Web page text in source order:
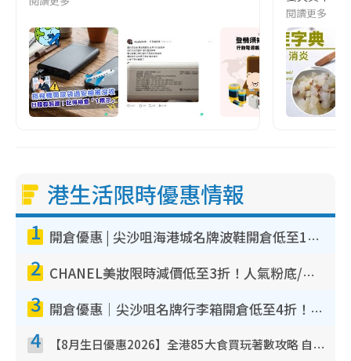
閱讀更多
港生活限時優惠情報
1 開倉優惠 | 尖沙咀海港城名牌波鞋開倉低至1折！On鞋$899起／Joy&Peace鞋履$98起
2 CHANEL美妝限時減價低至3折！人氣粉底/唇膏/精華液低至$275！COCO香水都有平
3 開倉優惠｜尖沙咀名牌行李箱開倉低至4折！一連5日 American Tourister/ace./Hallmark $200起！
4 【8月生日優惠2026】全港85大食買玩著數攻略 自助餐/火鍋放題同行免費＋誠品/DONKI送現金券